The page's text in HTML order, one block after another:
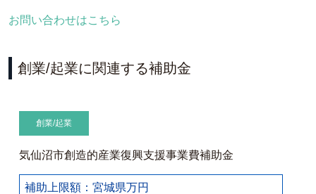
お問い合わせはこちら
創業/起業に関連する補助金
創業/起業
気仙沼市創造的産業復興支援事業費補助金
補助上限額：宮城県万円